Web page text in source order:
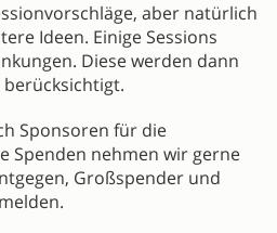
aber natürlich
Ideen. Einige Sessions
Diese werden dann
Sponsoren für die
Spenden nehmen wir gerne
Großspender und
melden.